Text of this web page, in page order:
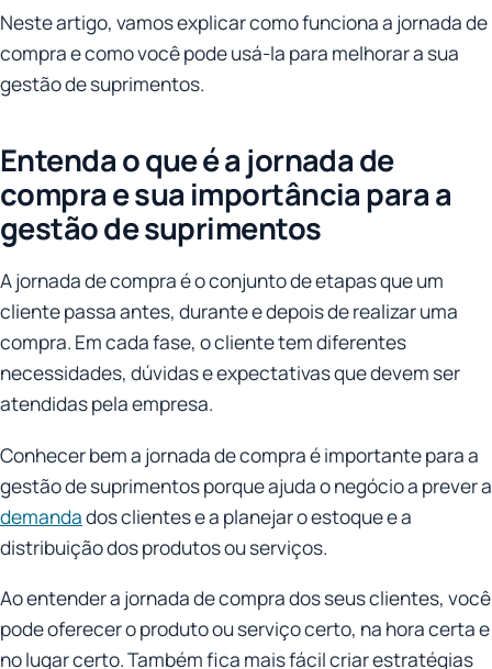
Neste artigo, vamos explicar como funciona a jornada de
compra e como você pode usá-la para melhorar a sua
gestão de suprimentos.
Entenda o que é a jornada de
compra e sua importância para a
gestão de suprimentos
A jornada de compra é o conjunto de etapas que um
cliente passa antes, durante e depois de realizar uma
compra. Em cada fase, o cliente tem diferentes
necessidades, dúvidas e expectativas que devem ser
atendidas pela empresa.
Conhecer bem a jornada de compra é importante para a
gestão de suprimentos porque ajuda o negócio a prever a
demandados clientes e a planejar o estoque e a
distribuição dos produtos ou serviços.
Ao entender a jornada de compra dos seus clientes, você
pode oferecer o produto ou serviço certo, na hora certa e
no lugar certo. Também fica mais fácil criar estratégias